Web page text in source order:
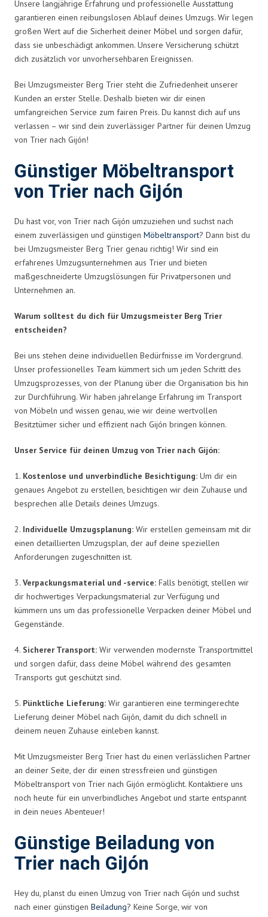
Unsere langjährige Erfahrung und professionelle Ausstattung
garantieren einen reibungslosen Ablauf deines Umzugs. Wir legen
großen Wert auf die Sicherheit deiner Möbel und sorgen dafür,
dass sie unbeschädigt ankommen. Unsere Versicherung schützt
dich zusätzlich vor unvorhersehbaren Ereignissen.
Bei Umzugsmeister Berg Trier steht die Zufriedenheit unserer
Kunden an erster Stelle. Deshalb bieten wir dir einen
umfangreichen Service zum fairen Preis. Du kannst dich auf uns
verlassen – wir sind dein zuverlässiger Partner für deinen Umzug
von Trier nach Gijón!
Günstiger Möbeltransport
von Trier nach Gijón
Du hast vor, von Trier nach Gijón umzuziehen und suchst nach
einem zuverlässigen und günstigen Möbeltransport? Dann bist du
bei Umzugsmeister Berg Trier genau richtig! Wir sind ein
erfahrenes Umzugsunternehmen aus Trier und bieten
maßgeschneiderte Umzugslösungen für Privatpersonen und
Unternehmen an.
Warum solltest du dich für Umzugsmeister Berg Trier
entscheiden?
Bei uns stehen deine individuellen Bedürfnisse im Vordergrund.
Unser professionelles Team kümmert sich um jeden Schritt des
Umzugsprozesses, von der Planung über die Organisation bis hin
zur Durchführung. Wir haben jahrelange Erfahrung im Transport
von Möbeln und wissen genau, wie wir deine wertvollen
Besitztümer sicher und effizient nach Gijón bringen können.
Unser Service für deinen Umzug von Trier nach Gijón:
1. Kostenlose und unverbindliche Besichtigung: Um dir ein
genaues Angebot zu erstellen, besichtigen wir dein Zuhause und
besprechen alle Details deines Umzugs.
2. Individuelle Umzugsplanung: Wir erstellen gemeinsam mit dir
einen detaillierten Umzugsplan, der auf deine speziellen
Anforderungen zugeschnitten ist.
3. Verpackungsmaterial und -service: Falls benötigt, stellen wir
dir hochwertiges Verpackungsmaterial zur Verfügung und
kümmern uns um das professionelle Verpacken deiner Möbel und
Gegenstände.
4. Sicherer Transport: Wir verwenden modernste Transportmittel
und sorgen dafür, dass deine Möbel während des gesamten
Transports gut geschützt sind.
5. Pünktliche Lieferung: Wir garantieren eine termingerechte
Lieferung deiner Möbel nach Gijón, damit du dich schnell in
deinem neuen Zuhause einleben kannst.
Mit Umzugsmeister Berg Trier hast du einen verlässlichen Partner
an deiner Seite, der dir einen stressfreien und günstigen
Möbeltransport von Trier nach Gijón ermöglicht. Kontaktiere uns
noch heute für ein unverbindliches Angebot und starte entspannt
in dein neues Abenteuer!
Günstige Beiladung von
Trier nach Gijón
Hey du, planst du einen Umzug von Trier nach Gijón und suchst
nach einer günstigen Beiladung? Keine Sorge, wir von